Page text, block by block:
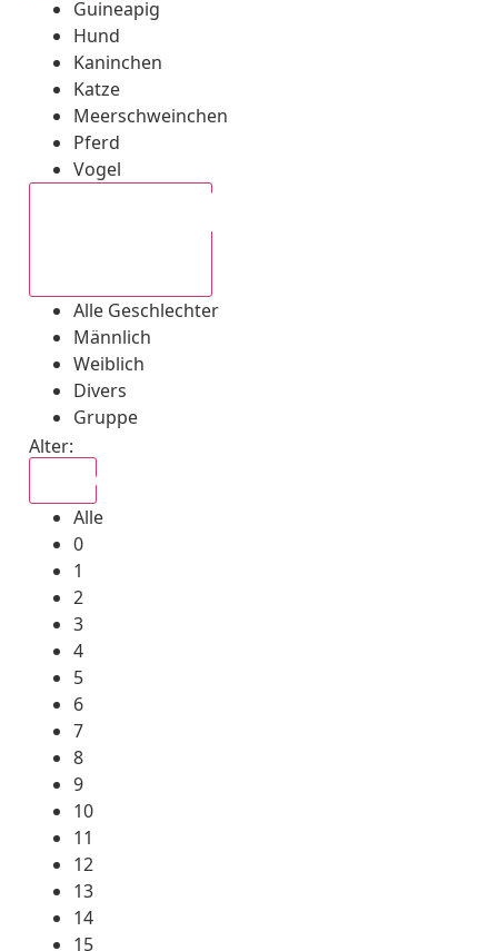
Guineapig
Hund
Kaninchen
Katze
Meerschweinchen
Pferd
Vogel
Alle Geschlechter
Männlich
Weiblich
Divers
Gruppe
Alter:
Alle
0
1
2
3
4
5
6
7
8
9
10
11
12
13
14
15